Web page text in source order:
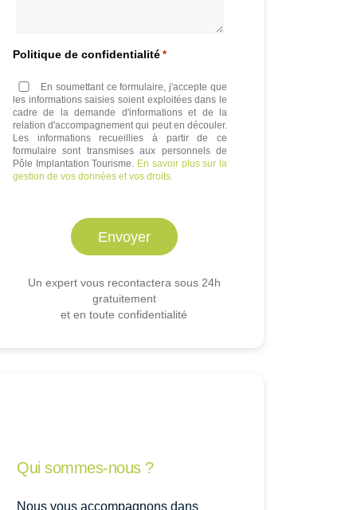
Politique de confidentialité *
En soumettant ce formulaire, j'accepte que
les informations saisies soient exploitées dans le
cadre de la demande d'informations et de la
relation d'accompagnement qui peut en découler.
Les informations recueillies à partir de ce
formulaire sont transmises aux personnels de
Pôle Implantation Tourisme. En savoir plus sur la
gestion de vos données et vos droits.
Un expert vous recontactera sous 24h
gratuitement
et en toute confidentialité
Qui sommes-nous ?
Nous vous accompagnons dans